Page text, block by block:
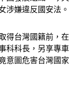
涉嫌違反國安法。
得台灣國籍前，在
科科長，另享專車
意圖危害台灣國家